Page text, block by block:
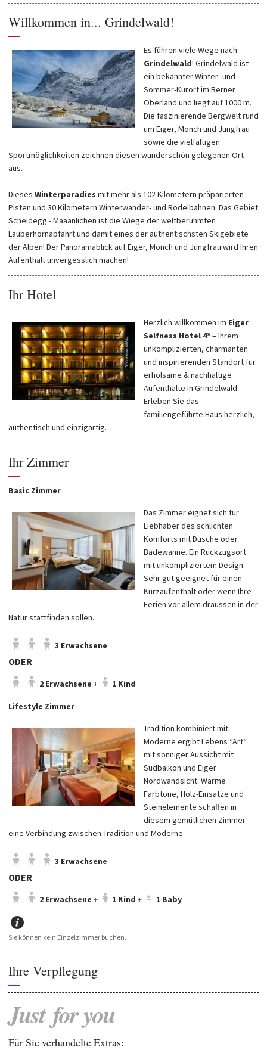
Willkommen in... Grindelwald!
—
Es führen viele Wege nach
Grindelwald! Grindelwald ist
ein bekannter Winter- und
Sommer-Kurort im Berner
Oberland und liegt auf 1000 m.
Die faszinierende Bergwelt rund
um Eiger, Mönch und Jungfrau
sowie die vielfältigen
Sportmöglichkeiten zeichnen diesen wunderschön gelegenen Ort
aus.
Dieses Winterparadies mit mehr als 102 Kilometern präparierten
Pisten und 30 Kilometern Winterwander- und Rodelbahnen: Das Gebiet
Scheidegg - Määänlichen ist die Wiege der weltberühmten
Lauberhornabfahrt und damit eines der authentischsten Skigebiete
der Alpen! Der Panoramablick auf Eiger, Mönch und Jungfrau wird Ihren
Aufenthalt unvergesslich machen!
Ihr Hotel
—
Herzlich willkommen im Eiger
Selfness Hotel 4*– Ihrem
unkomplizierten, charmanten
und inspirierenden Standort für
erholsame & nachhaltige
Aufenthalte in Grindelwald.
Erleben Sie das
familiengeführte Haus herzlich,
authentisch und einzigartig.
Ihr Zimmer
—
Basic Zimmer
Das Zimmer eignet sich für
Liebhaber des schlichten
Komforts mit Dusche oder
Badewanne. Ein Rückzugsort
mit unkompliziertem Design.
Sehr gut geeignet für einen
Kurzaufenthalt oder wenn Ihre
Ferien vor allem draussen in der
Natur stattfinden sollen.
3 Erwachsene
ODER
2 Erwachsene + 1 Kind
Lifestyle Zimmer
Tradition kombiniert mit
Moderne ergibt Lebens “Art“
mit sonniger Aussicht mit
Südbalkon und Eiger
Nordwandsicht. Warme
Farbtöne, Holz-Einsätze und
Steinelemente schaffen in
diesem gemütlichen Zimmer
eine Verbindung zwischen Tradition und Moderne.
3 Erwachsene
ODER
2 Erwachsene + 1 Kind + 1 Baby
Sie können kein Einzelzimmer buchen.
Ihre Verpflegung
—
Just foryou
Für Sie verhandelte Extras: